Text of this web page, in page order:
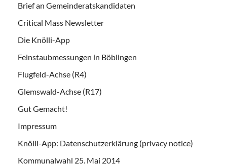
Brief an Gemeinderatskandidaten
Critical Mass Newsletter
Die Knölli-App
Feinstaubmessungen in Böblingen
Flugfeld-Achse (R4)
Glemswald-Achse (R17)
Gut Gemacht!
Impressum
Knölli-App: Datenschutzerklärung (privacy notice)
Kommunalwahl 25. Mai 2014